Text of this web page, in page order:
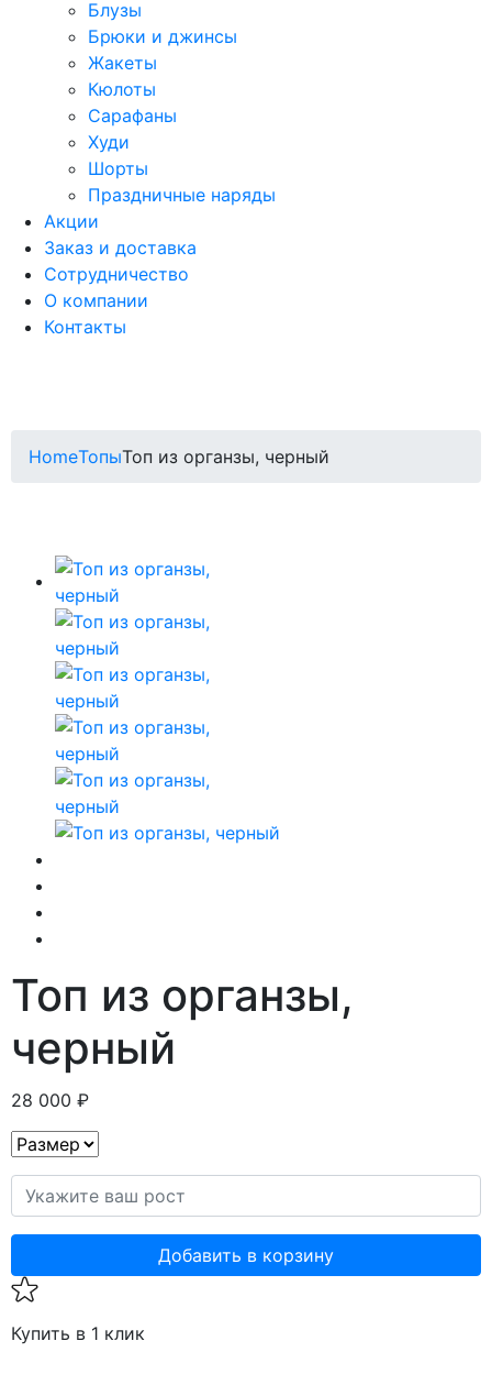
Блузы
Брюки и джинсы
Жакеты
Кюлоты
Сарафаны
Худи
Шорты
Праздничные наряды
Акции
Заказ и доставка
Сотрудничество
О компании
Контакты
HomeТопыТоп из органзы, черный
Топ из органзы,
черный
28 000 ₽
Добавить в корзину
Купить в 1 клик